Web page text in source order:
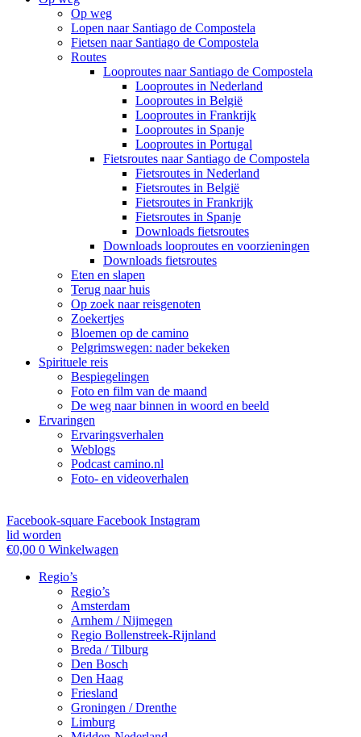
Op weg
Lopen naar Santiago de Compostela
Fietsen naar Santiago de Compostela
Routes
Looproutes naar Santiago de Compostela
Looproutes in Nederland
Looproutes in België
Looproutes in Frankrijk
Looproutes in Spanje
Looproutes in Portugal
Fietsroutes naar Santiago de Compostela
Fietsroutes in Nederland
Fietsroutes in België
Fietsroutes in Frankrijk
Fietsroutes in Spanje
Downloads fietsroutes
Downloads looproutes en voorzieningen
Downloads fietsroutes
Eten en slapen
Terug naar huis
Op zoek naar reisgenoten
Zoekertjes
Bloemen op de camino
Pelgrimswegen: nader bekeken
Spirituele reis
Bespiegelingen
Foto en film van de maand
De weg naar binnen in woord en beeld
Ervaringen
Ervaringsverhalen
Weblogs
Podcast camino.nl
Foto- en videoverhalen
Facebook-square Facebook Instagram
lid worden
€0,00 0 Winkelwagen
Regio’s
Regio’s
Amsterdam
Arnhem / Nijmegen
Regio Bollenstreek-Rijnland
Breda / Tilburg
Den Bosch
Den Haag
Friesland
Groningen / Drenthe
Limburg